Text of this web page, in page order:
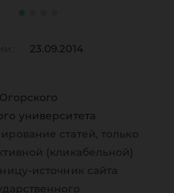
23.09.2014
университета
статей, только
(кликабельной)
источник сайта